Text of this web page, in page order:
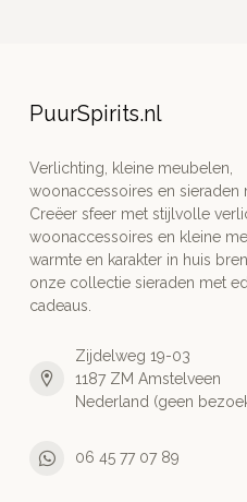
PuurSpirits.nl
Verlichting, kleine meubelen,
woonaccessoires en sieraden
Creëer sfeer met stijlvolle
woonaccessoires en kleine
warmte en karakter in huis
onze collectie sieraden met
cadeaus.
Zijdelweg 19-03
1187 ZM Amstelveen
Nederland (geen
06 45 77 07 89